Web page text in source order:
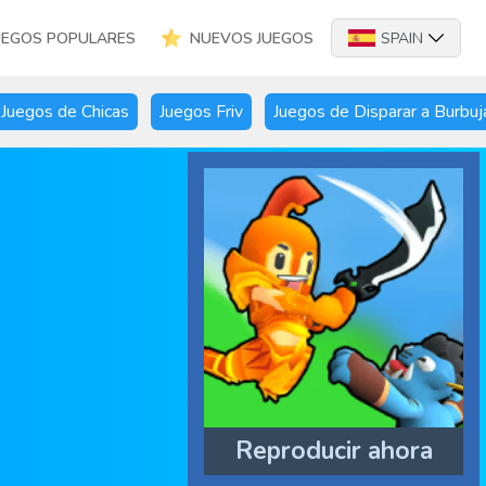
POPULARES NUEVOS JUEGOS SPAIN
Juegos de Chicas Juegos Friv Juegos de Disparar a
Reproducir ahora